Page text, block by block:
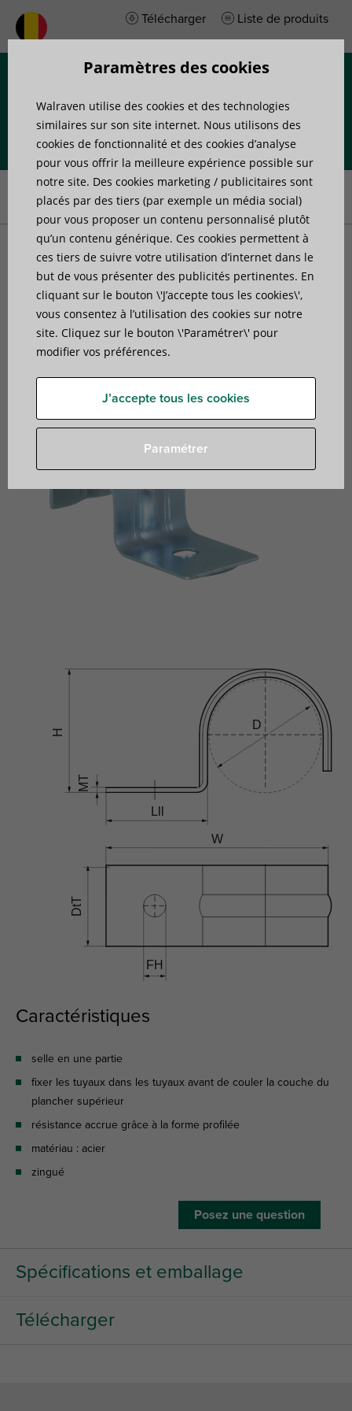
Télécharger Liste de produits
Accueil»Produits» Fixation de tuyaux» Clips pour chauffage au
»Walraven Attaches de sol métalliques
Walraven Attaches de sol
métalliques
pour tuyau de sol
Caractéristiques
selle en une partie
fixer les tuyaux dans les tuyaux avant de couler la couche du
plancher supérieur
résistance accrue grâce à la forme profilée
matériau : acier
zingué
Posez une question
Spécifications et emballage
Télécharger
Paramètres des cookies
Walraven utilise des cookies et des technologies
similaires sur son site internet. Nous utilisons des
cookies de fonctionnalité et des cookies d’analyse
pour vous offrir la meilleure expérience possible sur
notre site. Des cookies marketing / publicitaires sont
placés par des tiers (par exemple un média social)
pour vous proposer un contenu personnalisé plutôt
qu’un contenu générique. Ces cookies permettent à
ces tiers de suivre votre utilisation d’internet dans le
but de vous présenter des publicités pertinentes. En
cliquant sur le bouton \'J’accepte tous les cookies\',
vous consentez à l’utilisation des cookies sur notre
site. Cliquez sur le bouton \'Paramétrer\' pour
modifier vos préférences.
J’accepte tous les cookies
Paramétrer